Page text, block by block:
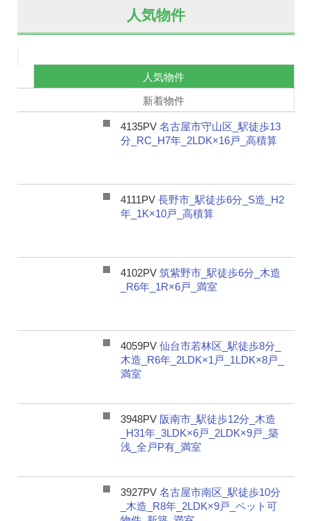
人気物件
人気物件
新着物件
4135PV 名古屋市守山区_駅徒歩13
分_RC_H7年_2LDK×16戸_高積算
4111PV 長野市_駅徒歩6分_S造_H2
年_1K×10戸_高積算
4102PV 筑紫野市_駅徒歩6分_木造
_R6年_1R×6戸_満室
4059PV 仙台市若林区_駅徒歩8分_
木造_R6年_2LDK×1戸_1LDK×8戸_
満室
3948PV 阪南市_駅徒歩12分_木造
_H31年_3LDK×6戸_2LDK×9戸_築
浅_全戸P有_満室
3927PV 名古屋市南区_駅徒歩10分
_木造_R8年_2LDK×9戸_ペット可